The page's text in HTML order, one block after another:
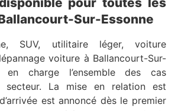
Sur-Essonne
SUV, utilitaire léger, voiture
voiture à Ballancourt-Sur-
en charge l’ensemble des cas
secteur. La mise en relation est
est annoncé dès le premier